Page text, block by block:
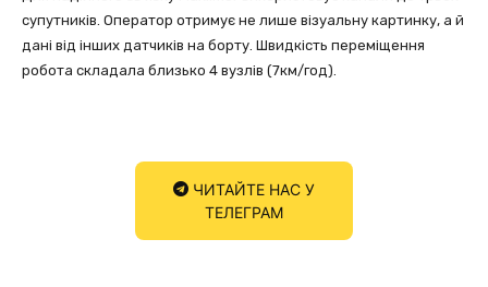
супутників. Оператор отримує не лише візуальну картинку, а й
дані від інших датчиків на борту. Швидкість переміщення
робота складала близько 4 вузлів (7км/год).
ЧИТАЙТЕ НАС У
ТЕЛЕГРАМ